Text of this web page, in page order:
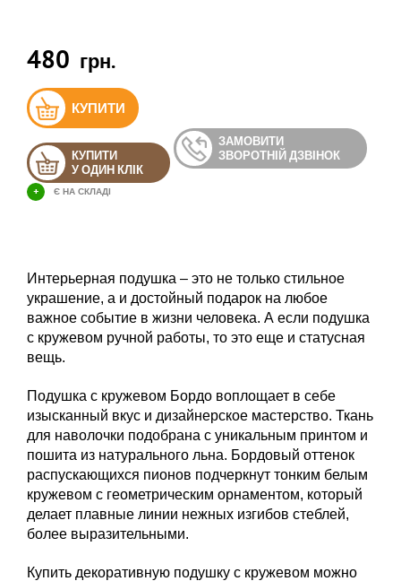
480 грн.
КУПИТИ
КУПИТИ
У ОДИН КЛІК
ЗАМОВИТИ
ЗВОРОТНІЙ ДЗВІНОК
+ Є НА СКЛАДІ
Интерьерная подушка – это не только стильное
украшение, а и достойный подарок на любое
важное событие в жизни человека. А если подушка
с кружевом ручной работы, то это еще и статусная
вещь.
Подушка с кружевом Бордо воплощает в себе
изысканный вкус и дизайнерское мастерство. Ткань
для наволочки подобрана с уникальным принтом и
пошита из натурального льна. Бордовый оттенок
распускающихся пионов подчеркнут тонким белым
кружевом с геометрическим орнаментом, который
делает плавные линии нежных изгибов стеблей,
более выразительными.
Купить декоративную подушку с кружевом можно